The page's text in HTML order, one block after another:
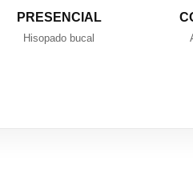
PRESENCIAL
Hisopado bucal